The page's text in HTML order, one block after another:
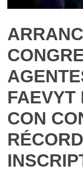
Noticias
Turismo
FAEVYT
CON